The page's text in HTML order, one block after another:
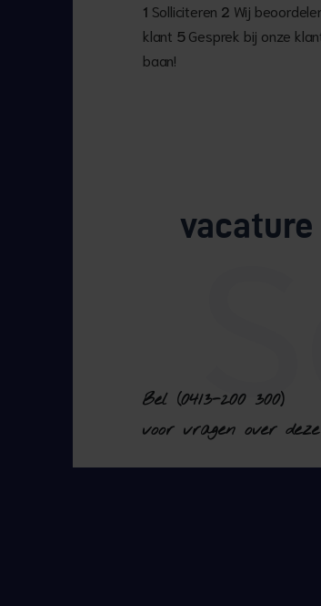
1 Solliciteren 2 Wij
klant 5Gesprek bij onze
baan!
Bel (0413-200 300)
voor vragen over